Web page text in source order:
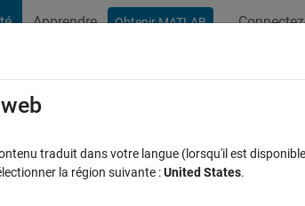
Apprendre Obtenir MATLAB
Transform(FFT) of a sinc
traduit dans votre langue (lorsqu'il est
la région suivante :United States.